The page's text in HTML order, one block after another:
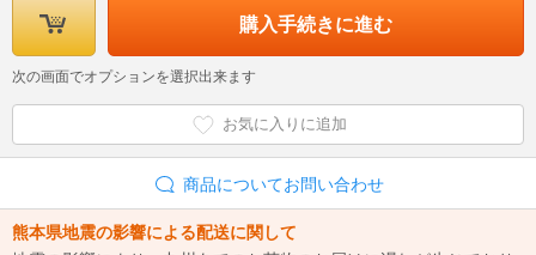
購入手続きに進む
次の画面でオプションを選択出来ます
お気に入りに追加
商品についてお問い合わせ
熊本県地震の影響による配送に関して